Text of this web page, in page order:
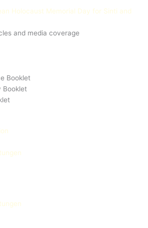
Holocaust Memorial Day for Sinti and
and media coverage
Booklet
Booklet